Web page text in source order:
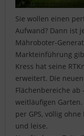
Sie wollen einen
Aufwand? Dann ist
Mähroboter-
Markteinführung
Kress hat seine
erweitert. Die
Flächenbereiche ab
weitläufigen
per GPS, völlig
und leise.